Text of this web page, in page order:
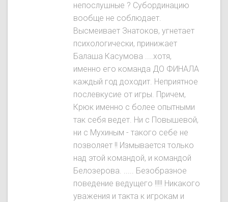
непослушные ? Субординацию
вообще не соблюдает.
Высмеивает Знатокoв, угнетает
психологически, принижает
Балаша Касумова ....хотя,
именно его команда ДО ФИНАЛА
каждый год доходит. Неприятное
послевкусие от игры. Причем,
Крюк именно с более опытными
так себя ведет. Ни с Повышевой,
ни с Мухиным - такого себе не
позволяет !! Измывается только
над этой командой, и командой
Белозерова. ..... Безобразное
поведение ведущего !!!!! Никакого
уважения и такта к игрокам и